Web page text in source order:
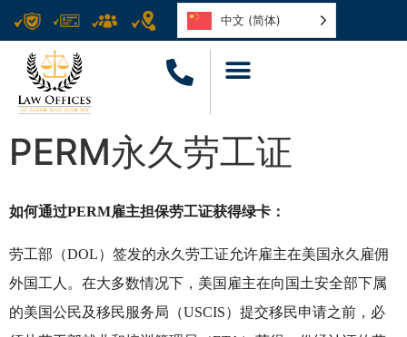
中文 (简体)
PERM永久劳工证
如何通过PERM雇主担保劳工证获得绿卡：
劳工部（DOL）签发的永久劳工证允许雇主在美国永久雇佣
外国工人。在大多数情况下，美国雇主在向国土安全部下属
的美国公民及移民服务局（USCIS）提交移民申请之前，必